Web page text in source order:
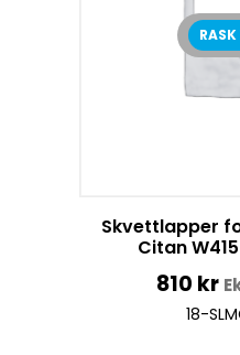
Skvettlapper
Citan
810 kr
18-